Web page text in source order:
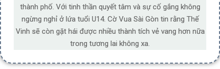
thành phố. Với tinh thần quyết tâm và sự cố gắng không
ngừng nghỉ ở lứa tuổi U14. Cờ Vua Sài Gòn tin rằng Thế
Vinh sẽ còn gặt hái được nhiều thành tích vẻ vang hơn nữa
trong tương lai không xa.